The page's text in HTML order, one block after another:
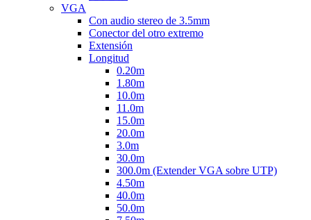
VGA
Con audio stereo de 3.5mm
Conector del otro extremo
Extensión
Longitud
0.20m
1.80m
10.0m
11.0m
15.0m
20.0m
3.0m
30.0m
300.0m (Extender VGA sobre UTP)
4.50m
40.0m
50.0m